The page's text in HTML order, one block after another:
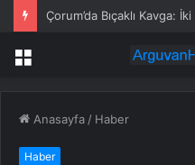
Çorum’da Bıçaklı Kavga: İki
Menü
Anasayfa / Haber
Haber